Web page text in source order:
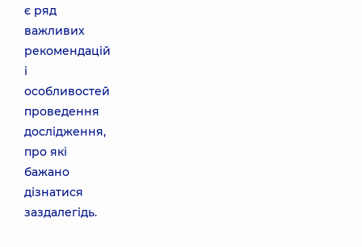
є ряд
важливих
рекомендацій
і
особливостей
проведення
дослідження,
про які
бажано
дізнатися
заздалегідь.